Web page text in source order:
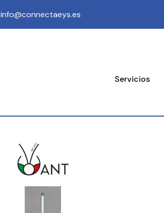
info@connectaeys.es
Servicios